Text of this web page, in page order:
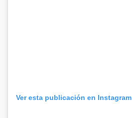
Ver esta publicación en Instagram